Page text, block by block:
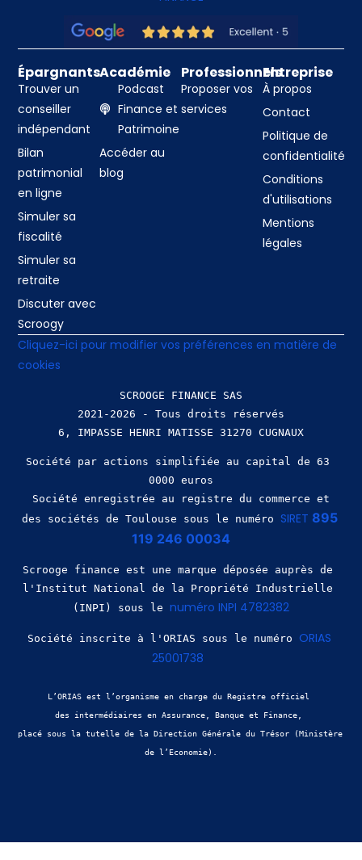
Épargnants
Trouver un
conseiller
indépendant
Bilan
patrimonial
en ligne
Simuler sa
fiscalité
Simuler sa
retraite
Discuter avec
Scroogy
Académie
Podcast
Finance et
Patrimoine
Accéder au
blog
Professionnels
Proposer vos
services
Entreprise
À propos
Contact
Politique de
confidentialité
Conditions
d'utilisations
Mentions
légales
Cliquez-ici pour modifier vos préférences en matière de
cookies
SCROOGE FINANCE SAS
2021-2026 - Tous droits réservés
Société par actions simplifiée au capital de 63
0000 euros
des sociétés de Toulouse sous le numéro SIRET 895
119 246 00034
Scrooge finance est une marque déposée auprès de
l'Institut National de la Propriété Industrielle
(INPI) sous le numéro INPI 4782382
Société inscrite à l'ORIAS sous le numéro ORIAS
25001738
L’ORIAS est l’organisme en charge du Registre officiel
des intermédiaires en Assurance, Banque et Finance,
placé sous la tutelle de la Direction Générale du Trésor (Ministère
de l’Economie).